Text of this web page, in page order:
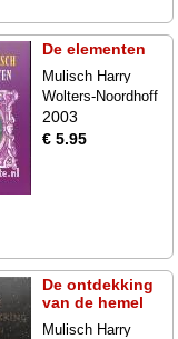
De elementen
Mulisch Harry
Wolters-Noordhoff
2003
€ 5.95
De ontdekking
van de hemel
Mulisch Harry